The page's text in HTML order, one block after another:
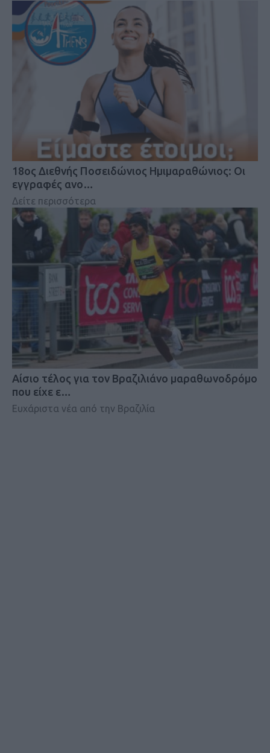
18oς Διεθνής Ποσειδώνιος Ημιμαραθώνιος: Οι
εγγραφές ανο…
Δείτε περισσότερα
Αίσιο τέλος για τον Βραζιλιάνο μαραθωνοδρόμο
που είχε ε…
Ευχάριστα νέα από την Βραζιλία